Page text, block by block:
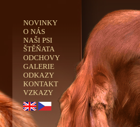
NOVINKY
O NÁS
NAŠI PSI
ŠTĚŇATA
ODCHOVY
GALERIE
ODKAZY
KONTAKT
VZKAZY